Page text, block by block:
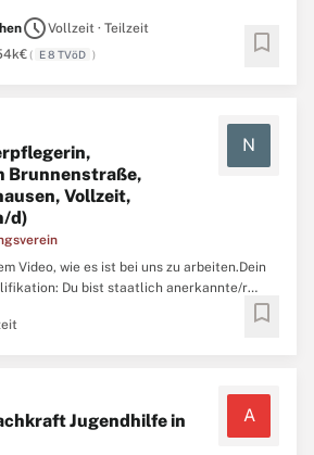
Teilzeit, Vollzeit Beschäftigungsdauer:
auf Verlängerung Aufgaben Förderung ...
scheduleVollzeit · Teilzeit
( E 8 TVöD ) bookmark
Brunnenstraße,
Vollzeit,
d)
N
Video, wie es ist bei uns zu arbeiten.Dein
Du bist staatlich anerkannte/r
...
bookmark
Jugendhilfe in
A